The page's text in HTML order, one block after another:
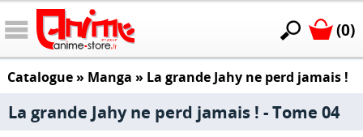
(0)
Catalogue» Manga » La grande Jahy ne perd jamais !
La grande Jahy ne perd jamais ! - Tome 04